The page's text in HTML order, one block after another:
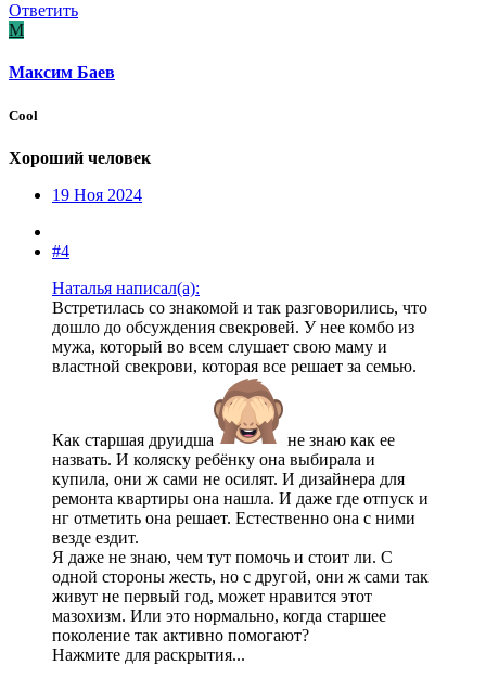
Ответить
М
Максим Баев
Cool
Хороший человек
19 Ноя 2024
#4
Наталья написал(а):
Встретилась со знакомой и так разговорились, что
дошло до обсуждения свекровей. У нее комбо из
мужа, который во всем слушает свою маму и
властной свекрови, которая все решает за семью.
Как старшая друидша
не знаю как ее
назвать. И коляску ребёнку она выбирала и
купила, они ж сами не осилят. И дизайнера для
ремонта квартиры она нашла. И даже где отпуск и
нг отметить она решает. Естественно она с ними
везде ездит.
Я даже не знаю, чем тут помочь и стоит ли. С
одной стороны жесть, но с другой, они ж сами так
живут не первый год, может нравится этот
мазохизм. Или это нормально, когда старшее
поколение так активно помогают?
Нажмите для раскрытия...